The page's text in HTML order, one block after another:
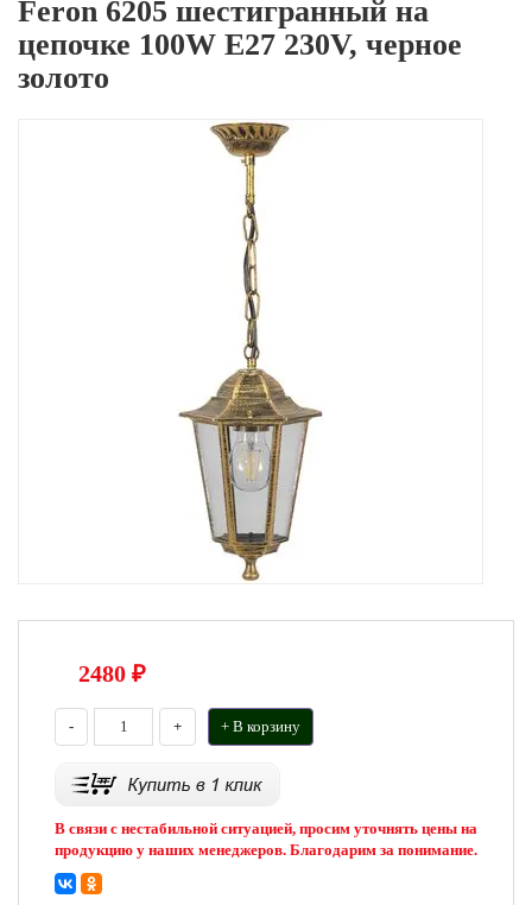
Feron 6205 шестигранный на
цепочке 100W E27 230V, черное
золото
2480 ₽
- + + В корзину
В связи с нестабильной ситуацией, просим уточнять цены на
продукцию у наших менеджеров. Благодарим за понимание.